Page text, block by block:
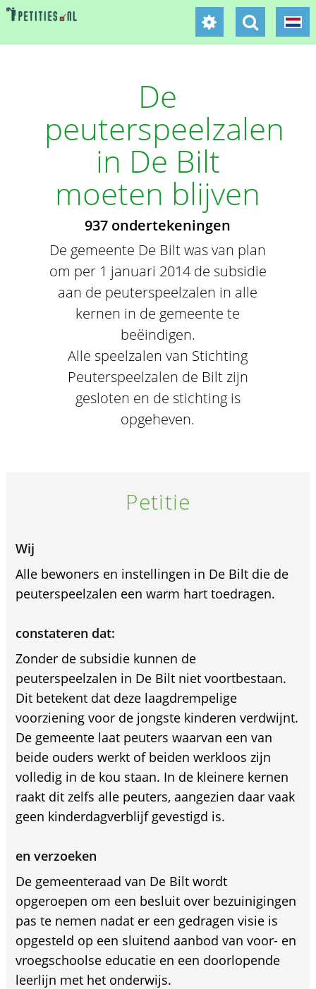
De
peuterspeelzalen
in De Bilt
moeten blijven
937 ondertekeningen
De gemeente De Bilt was van plan
om per 1 januari 2014 de subsidie
aan de peuterspeelzalen in alle
kernen in de gemeente te
beëindigen.
Alle speelzalen van Stichting
Peuterspeelzalen de Bilt zijn
gesloten en de stichting is
opgeheven.
Petitie
Wij
Alle bewoners en instellingen in De Bilt die de
peuterspeelzalen een warm hart toedragen.
constateren dat:
Zonder de subsidie kunnen de
peuterspeelzalen in De Bilt niet voortbestaan.
Dit betekent dat deze laagdrempelige
voorziening voor de jongste kinderen verdwijnt.
De gemeente laat peuters waarvan een van
beide ouders werkt of beiden werkloos zijn
volledig in de kou staan. In de kleinere kernen
raakt dit zelfs alle peuters, aangezien daar vaak
geen kinderdagverblijf gevestigd is.
en verzoeken
De gemeenteraad van De Bilt wordt
opgeroepen om een besluit over bezuinigingen
pas te nemen nadat er een gedragen visie is
opgesteld op een sluitend aanbod van voor- en
vroegschoolse educatie en een doorlopende
leerlijn met het onderwijs.